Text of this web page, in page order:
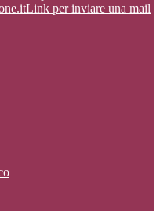
Link per inviare una mail